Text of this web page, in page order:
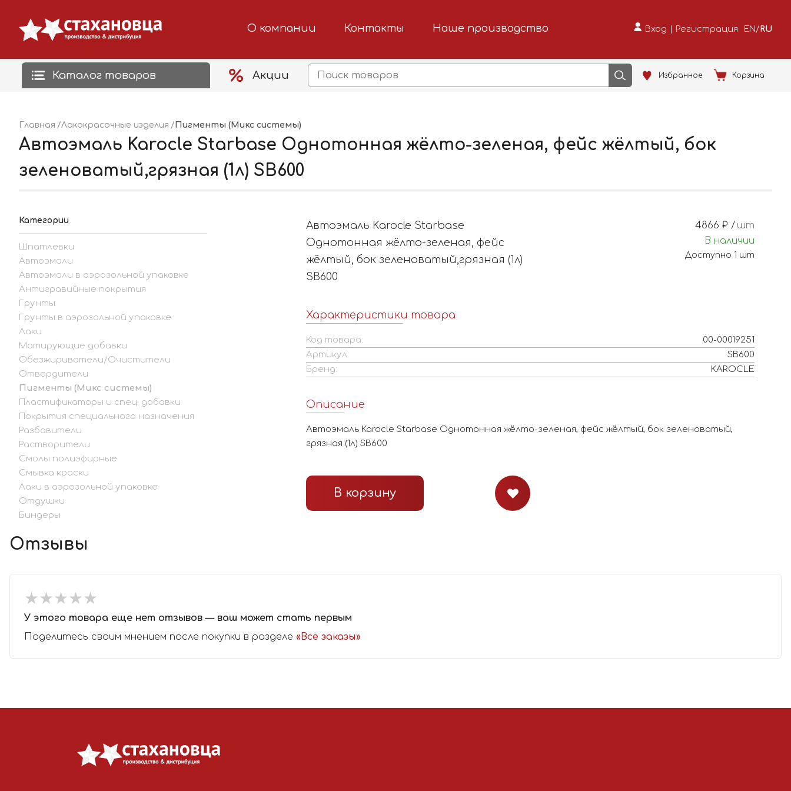
О компании Контакты Наше производство Вход | Регистрация EN /RU
Каталог товаров Акции Избранное Корзина
Главная Лакокрасочные изделия Пигменты (Микс системы)
Автоэмаль Karocle Starbase Однотонная жёлто-зеленая, фейс жёлтый, бок
зеленоватый,грязная (1л) SB600
Категории
Шпатлевки
Автоэмали
Автоэмали в аэрозольной упаковке
Антигравийные покрытия
Грунты
Грунты в аэрозольной упаковке
Лаки
Матирующие добавки
Обезжириватели/Очистители
Отвердители
Пигменты (Микс системы)
Пластификаторы и спец. добавки
Покрытия специального назначения
Разбавители
Растворители
Смолы полиэфирные
Смывка краски
Лаки в аэрозольной упаковке
Отдушки
Биндеры
Автоэмаль Karocle Starbase
Однотонная жёлто-зеленая, фейс
жёлтый, бок зеленоватый,грязная (1л)
SB600
Характеристики товара
Код товара:
00-00019251
Артикул:
SB600
Бренд:
KAROCLE
Описание
Автоэмаль Karocle Starbase Однотонная жёлто-зеленая, фейс жёлтый, бок зеленоватый,
грязная (1л) SB600
4866 ₽ / шт
В наличии
Доступно 1 шт
В корзину
Отзывы
★★★★★
★★★★★
У этого товара еще нет отзывов — ваш может стать первым
Поделитесь своим мнением после покупки в разделе «Все заказы»